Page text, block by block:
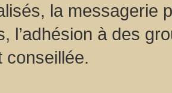
la messagerie
l’adhésion à des
conseillée.